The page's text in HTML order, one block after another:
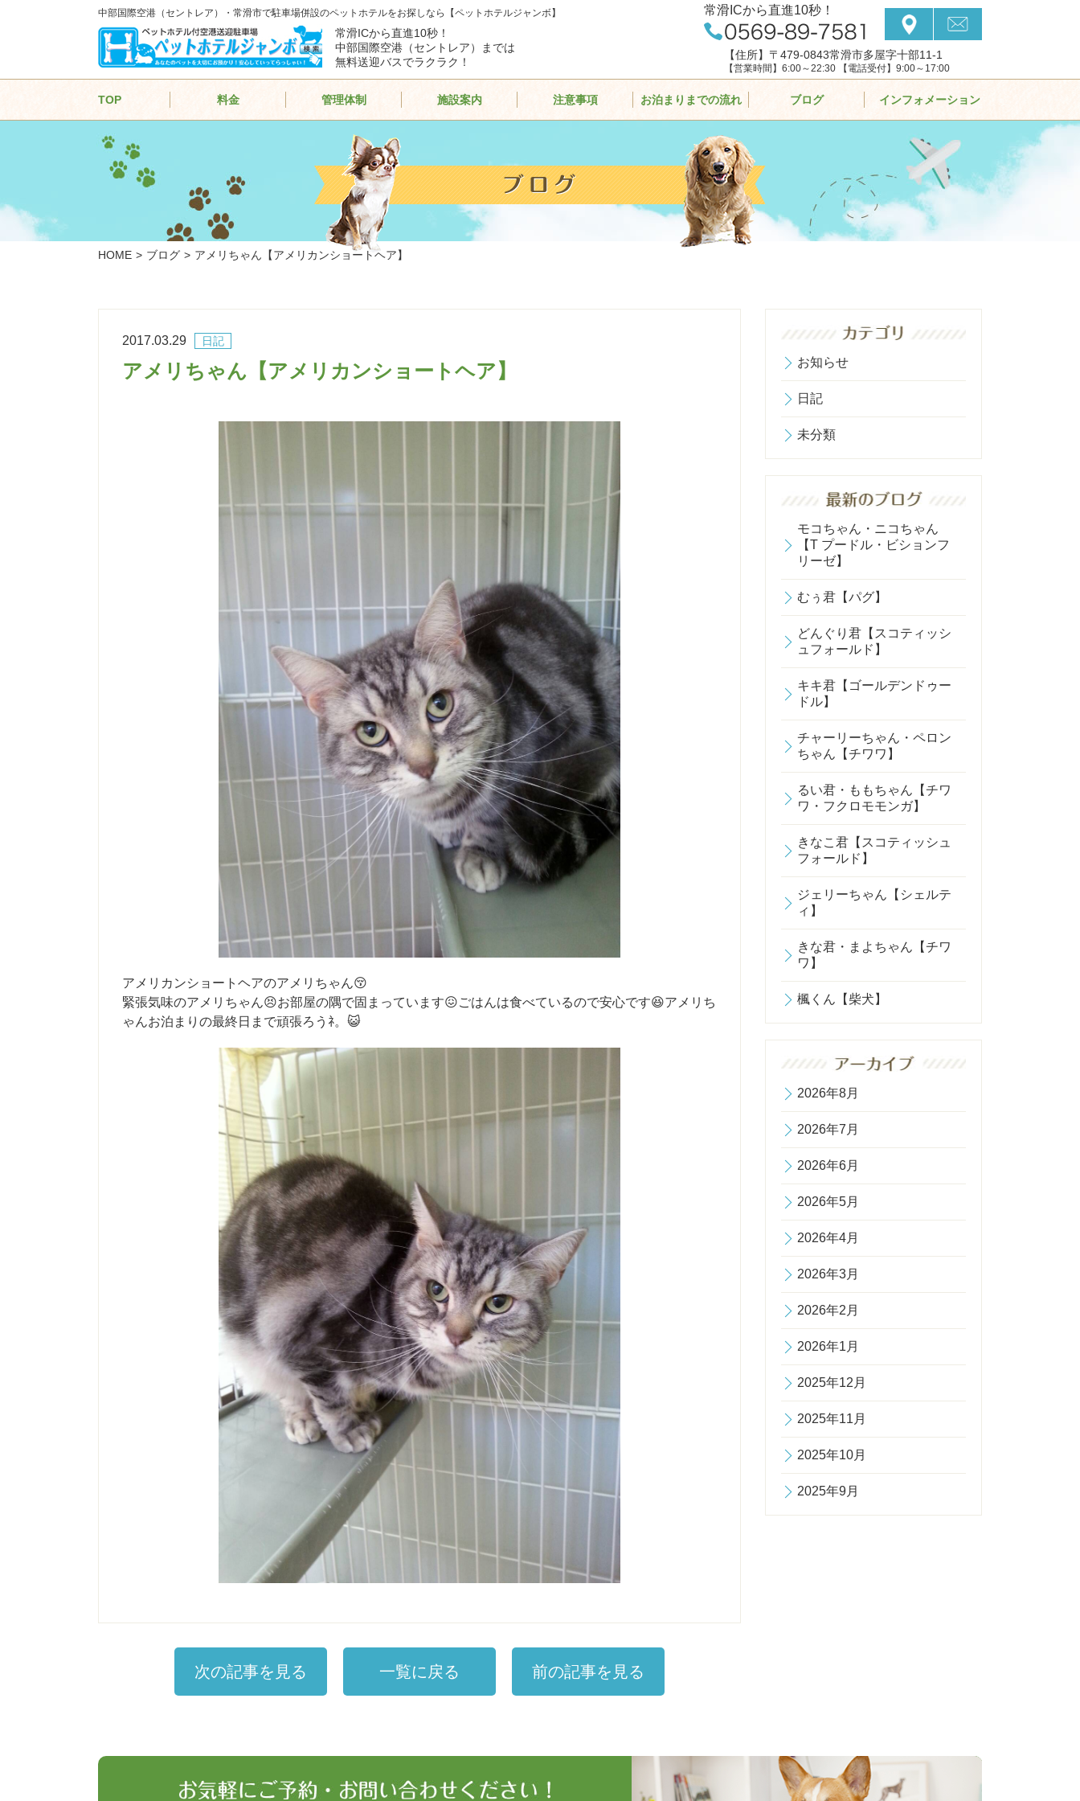
中部国際空港（セントレア）・常滑市で駐車場併設のペットホテルをお探しなら【ペットホテルジャンボ】
常滑ICから直進10秒！
中部国際空港（セントレア）までは
無料送迎バスでラクラク！
常滑ICから直進10秒！
【住所】〒479-0843常滑市多屋字十部11-1
【営業時間】6:00～22:30 【電話受付】9:00～17:00
TOP 料金 管理体制 施設案内 注意事項 お泊まりまでの流れ ブログ インフォメーション
HOME ブログ アメリちゃん【アメリカンショートヘア】
日記
2017.03.29
アメリちゃん【アメリカンショートヘア】
アメリカンショートヘアのアメリちゃん😚
緊張気味のアメリちゃん😣お部屋の隅で固まっています😖ごはんは食べているので安心です😆アメリち
ゃんお泊まりの最終日まで頑張ろうﾈ。😺
次の記事を見る 一覧に戻る 前の記事を見る
お知らせ
日記
未分類
モコちゃん・ニコちゃん
【T プードル・ビションフ
リーゼ】
むぅ君【パグ】
どんぐり君【スコティッシ
ュフォールド】
キキ君【ゴールデンドゥー
ドル】
チャーリーちゃん・ペロン
ちゃん【チワワ】
るい君・ももちゃん【チワ
ワ・フクロモモンガ】
きなこ君【スコティッシュ
フォールド】
ジェリーちゃん【シェルテ
ィ】
きな君・まよちゃん【チワ
ワ】
楓くん【柴犬】
2026年8月
2026年7月
2026年6月
2026年5月
2026年4月
2026年3月
2026年2月
2026年1月
2025年12月
2025年11月
2025年10月
2025年9月